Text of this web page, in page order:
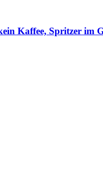
Kaffee, Spritzer im